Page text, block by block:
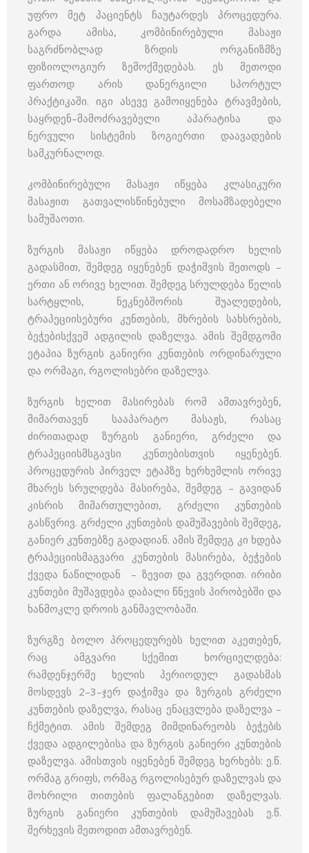
უფრო მეტ პაციენტს ჩაუტარდეს პროცედურა.
გარდა ამისა, კომბინირებული მასაჟი
საგრძნობლად ზრდის ორგანიზმზე
ფიზიოლოგიურ ზემოქმედებას. ეს მეთოდი
ფართოდ არის დანერგილი სპორტულ
პრაქტიკაში. იგი ასევე გამოიყენება ტრავმების,
საყრდენ–მამოძრავებელი აპარატისა და
ნერვული სისტემის ზოგიერთი დაავადების
სამკურნალოდ.
კომბინირებული მასაჟი იწყება კლასიკური
მასაჟით გათვალისწინებული მოსამზადებელი
სამუშაოთი.
ზურგის მასაჟი იწყება დროდადრო ხელის
გადასმით, შემდეგ იყენებენ დაჭიმვის მეთოდს –
ერთი ან ორივე ხელით. შემდეგ სრულდება წელის
სარტყლის, ნეკნებშორის შუალედების,
ტრაპეციისებური კუნთების, მხრების სახსრების,
ბეჭებისქვეშ ადგილის დაზელვა. ამის შემდგომი
ეტაპია ზურგის განიერი კუნთების ორდინარული
და ორმაგი, რგოლისებრი დაზელვა.
ზურგის ხელით მასირებას რომ ამთავრებენ,
მიმართავენ სააპარატო მასაჟს, რასაც
ძირითადად ზურგის განიერი, გრძელი და
ტრაპეციისმსგავსი კუნთებისთვის იყენებენ.
პროცედურის პირველ ეტაპზე ხერხემლის ორივე
მხარეს სრულდება მასირება, შემდეგ – გავიდან
კისრის მიმართულებით, გრძელი კუნთების
გასწვრივ. გრძელი კუნთების დამუშავების შემდეგ,
განიერ კუნთებზე გადადიან. ამის შემდეგ კი ხდება
ტრაპეციისმაგვარი კუნთების მასირება, ბეჭების
ქვედა ნაწილიდან – ზევით და გვერდით. ირიბი
კუნთები მუშავდება დაბალი წნევის პირობებში და
ხანმოკლე დროის განმავლობაში.
ზურგზე ბოლო პროცედურებს ხელით აკეთებენ,
რაც ამგვარი სქემით ხორციელდება:
რამდენჯერმე ხელის პერიოდულ გადასმას
მოსდევს 2–3–ჯერ დაჭიმვა და ზურგის გრძელი
კუნთების დაზელვა, რასაც ენაცვლება დაზელვა –
ჩქმეტით. ამის შემდეგ მიმდინარეობს ბეჭებiს
ქვედა ადგილებისა და ზურგის განიერი კუნთების
დაზელვა. ამისთვის იყენებენ შემდეგ ხერხებს: ე.წ.
ორმაგ გრიფს, ორმაგ რგოლისებურ დაზელვას და
მოხრილი თითების ფალანგებით დაზელვას.
ზურგის განიერი კუნთების დამუშავებას ე.წ.
შერხევის მეთოდით ამთავრებენ.